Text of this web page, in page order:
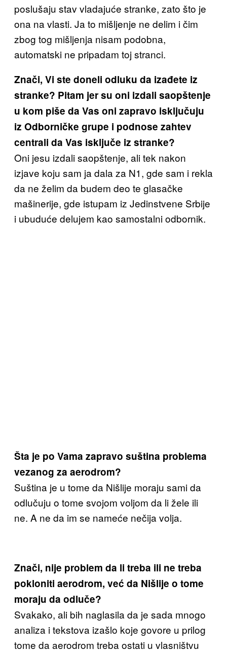
poslušaju stav vladajuće stranke, zato što je
ona na vlasti. Ja to mišljenje ne delim i čim
zbog tog mišljenja nisam podobna,
automatski ne pripadam toj stranci.
Znači, Vi ste doneli odluku da izađete iz
stranke? Pitam jer su oni izdali saopštenje
u kom piše da Vas oni zapravo isključuju
iz Odborničke grupe i podnose zahtev
centrali da Vas isključe iz stranke?
Oni jesu izdali saopštenje, ali tek nakon
izjave koju sam ja dala za N1, gde sam i rekla
da ne želim da budem deo te glasačke
mašinerije, gde istupam iz Jedinstvene Srbije
i ubuduće delujem kao samostalni odbornik.
Šta je po Vama zapravo suština problema
vezanog za aerodrom?
Suština je u tome da Nišlije moraju sami da
odlučuju o tome svojom voljom da li žele ili
ne. A ne da im se nameće nečija volja.
Znači, nije problem da li treba ili ne treba
pokloniti aerodrom, već da Nišlije o tome
moraju da odluče?
Svakako, ali bih naglasila da je sada mnogo
analiza i tekstova izašlo koje govore u prilog
tome da aerodrom treba ostati u vlasništvu